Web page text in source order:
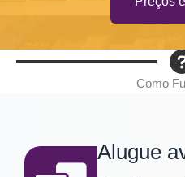
Como
Alugue